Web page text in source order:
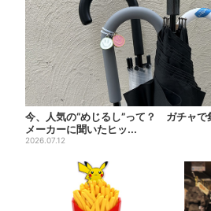
今、人気の“めじるし”って？ ガチャで
メーカーに聞いたヒッ...
2026.07.12